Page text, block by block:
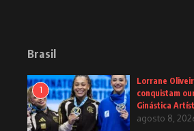
Brasil
1
Lorrane
conquistam
Ginástica
agosto 8,